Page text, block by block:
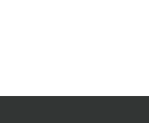
es zum Druck freigegeben